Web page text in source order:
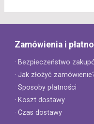
Zamówienia i
· Bezpieczeństwo
· Jak złożyć
· Sposoby płatności
· Koszt dostawy
· Czas dostawy